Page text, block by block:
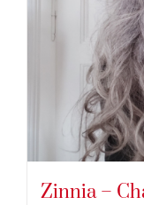
Zinnia –